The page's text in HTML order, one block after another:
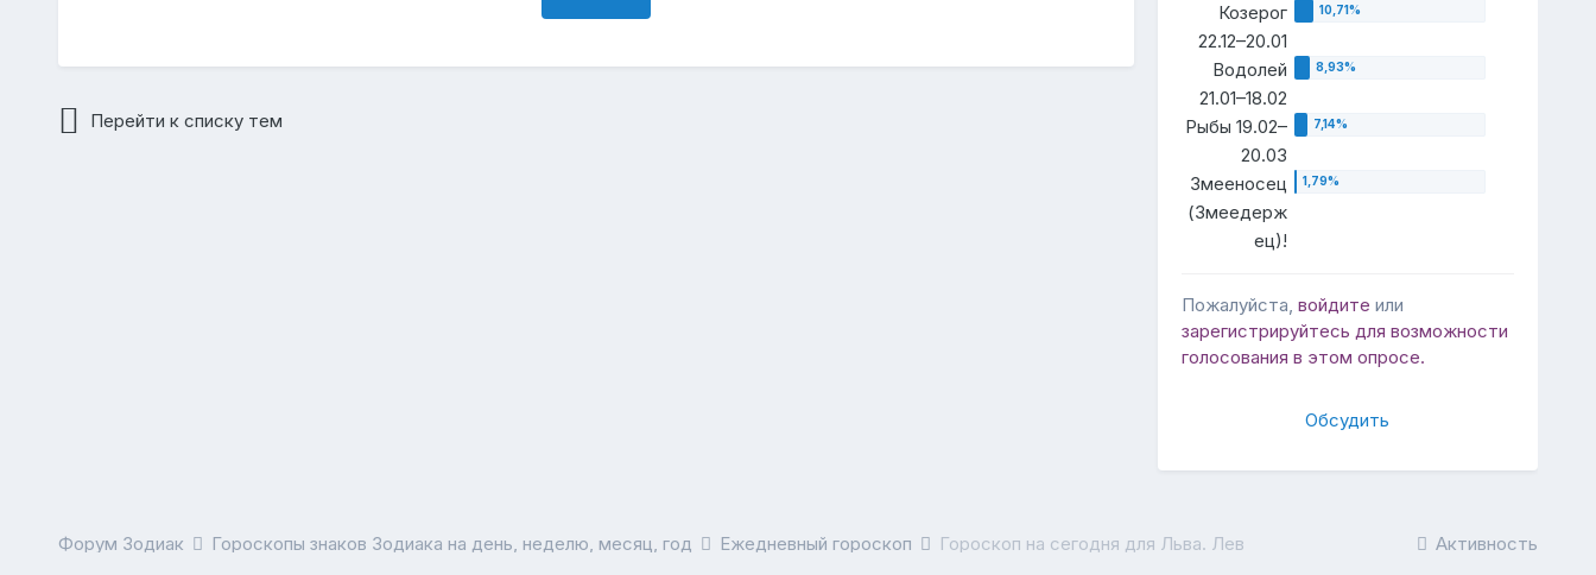
Перейти к списку тем
Козерог
22.12–20.01
Водолей
21.01–18.02
Рыбы 19.02–
20.03
Змееносец
(Змеедерж
ец)!
Пожалуйста, войдите или
зарегистрируйтесь для возможности
голосования в этом опросе.
Обсудить
Активность
Форум Зодиак Гороскопы знаков Зодиака на день, неделю, месяц, год Ежедневный гороскоп Гороскоп на сегодня для Льва. Лев